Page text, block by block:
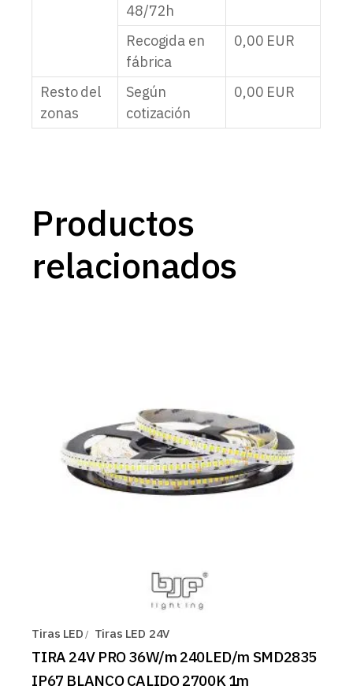
48/72h
Recogida en
fábrica
0,00 EUR
Resto del
zonas
Según
cotización
0,00 EUR
Productos
relacionados
Tiras LED Tiras LED 24V
TIRA 24V PRO 36W/m 240LED/m SMD2835
IP67 BLANCO CALIDO 2700K 1m